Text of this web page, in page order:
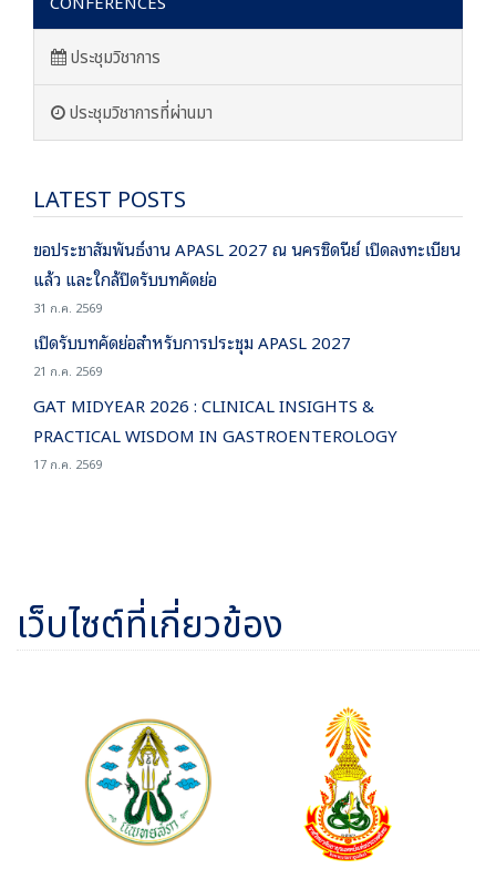
ประชุมวิชาการ
ประชุมวิชาการที่ผ่านมา
LATEST POSTS
ขอประชาสัมพันธ์งาน APASL 2027 ณ นครซิดนีย์ เปิดลงทะเบียน
แล้ว และใกล้ปิดรับบทคัดย่อ
31 ก.ค. 2569
เปิดรับบทคัดย่อสำหรับการประชุม APASL 2027
21 ก.ค. 2569
GAT MIDYEAR 2026 : CLINICAL INSIGHTS &
PRACTICAL WISDOM IN GASTROENTEROLOGY
17 ก.ค. 2569
เว็บไซต์ที่เกี่ยวข้อง